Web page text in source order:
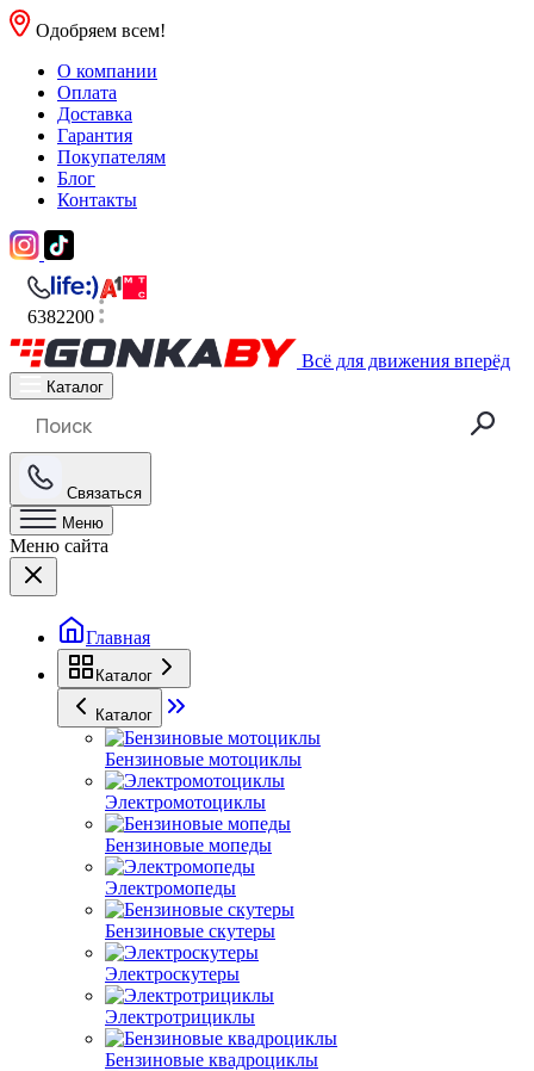
Одобряем всем!
О компании
Оплата
Доставка
Гарантия
Покупателям
Блог
Контакты
6382200
Всё для движения вперёд
Каталог
Связаться
Меню
Меню сайта
Главная
Каталог
Каталог
Бензиновые мотоциклы
Электромотоциклы
Бензиновые мопеды
Электромопеды
Бензиновые скутеры
Электроскутеры
Электротрициклы
Бензиновые квадроциклы